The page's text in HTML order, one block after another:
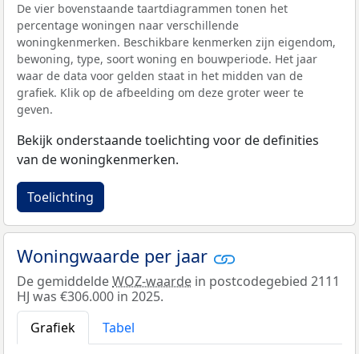
De vier bovenstaande taartdiagrammen tonen het
percentage woningen naar verschillende
woningkenmerken. Beschikbare kenmerken zijn eigendom,
bewoning, type, soort woning en bouwperiode. Het jaar
waar de data voor gelden staat in het midden van de
grafiek. Klik op de afbeelding om deze groter weer te
geven.
Bekijk onderstaande toelichting voor de definities
van de woningkenmerken.
Toelichting
Woningwaarde per jaar
De gemiddeldeWOZ-waarde in postcodegebied 2111
HJ was €306.000 in 2025.
Grafiek
Tabel